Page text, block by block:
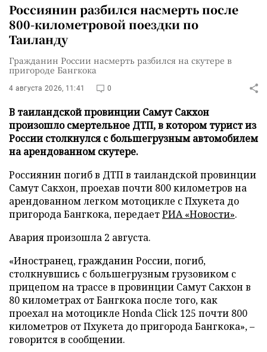
Россиянин разбился насмерть после
800-километровой поездки по
Таиланду
Гражданин России насмерть разбился на скутере в
пригороде Бангкока
4 августа 2026, 11:41 0
В таиландской провинции Самут Сакхон
произошло смертельное ДТП, в котором турист из
России столкнулся с большегрузным автомобилем
на арендованном скутере.
Россиянин погиб в ДТП в таиландской провинции
Самут Сакхон, проехав почти 800 километров на
арендованном легком мотоцикле с Пхукета до
пригорода Бангкока, передаетРИА «Новости».
Авария произошла 2 августа.
«Иностранец, гражданин России, погиб,
столкнувшись с большегрузным грузовиком с
прицепом на трассе в провинции Самут Сакхон в
80 километрах от Бангкока после того, как
проехал на мотоцикле Honda Click 125 почти 800
километров от Пхукета до пригорода Бангкока», –
говорится в сообщении.